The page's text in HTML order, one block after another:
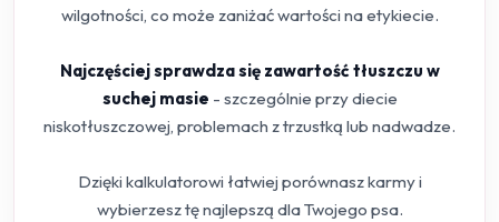
wilgotności, co może zaniżać wartości na etykiecie.
Najczęściej sprawdza się zawartość tłuszczu w
suchej masie - szczególnie przy diecie
niskotłuszczowej, problemach z trzustką lub nadwadze.
Dzięki kalkulatorowi łatwiej porównasz karmy i
wybierzesz tę najlepszą dla Twojego psa.